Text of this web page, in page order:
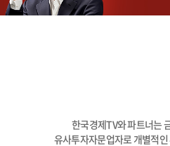
한국경제TV와 파트너는
유사투자자문업자로 개별적